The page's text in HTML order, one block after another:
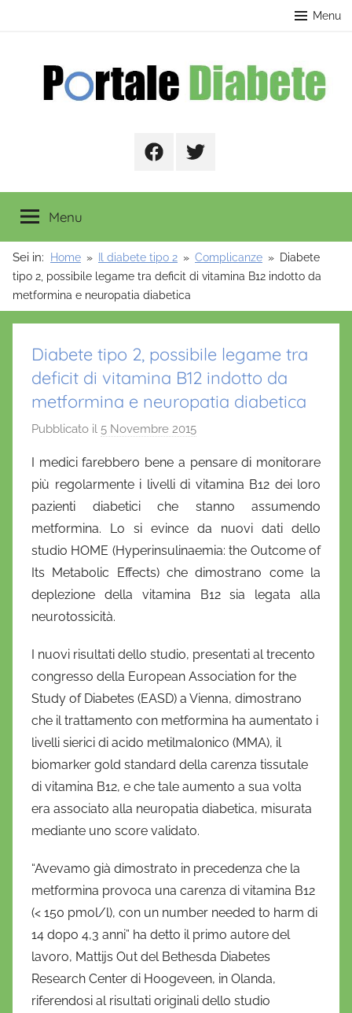
Menu
FacebookTwitter
Menu
Sei in: Home Il diabete tipo 2 Complicanze
Diabete
tipo 2, possibile legame tra deficit di vitamina B12 indotto da
metformina e neuropatia diabetica
Diabete tipo 2, possibile legame tra
deficit di vitamina B12 indotto da
metformina e neuropatia diabetica
Pubblicato il 5 Novembre 2015
D
a
n
i
e
l
a
O
n
o
f
i
I medici farebbero bene a pensare di monitorare
più regolarmente i livelli di vitamina B12 dei loro
pazienti diabetici che stanno assumendo
metformina. Lo si evince da nuovi dati dello
studio HOME (Hyperinsulinaemia: the Outcome of
Its Metabolic Effects) che dimostrano come la
deplezione della vitamina B12 sia legata alla
neurotossicità.
I nuovi risultati dello studio, presentati al trecento
congresso della European Association for the
Study of Diabetes (EASD) a Vienna, dimostrano
che il trattamento con metformina ha aumentato i
livelli sierici di acido metilmalonico (MMA), il
biomarker gold standard della carenza tissutale
di vitamina B12, e che tale aumento a sua volta
era associato alla neuropatia diabetica, misurata
mediante uno score validato.
“Avevamo già dimostrato in precedenza che la
metformina provoca una carenza di vitamina B12
(< 150 pmol/l), con un number needed to harm di
14 dopo 4,3 anni” ha detto il primo autore del
lavoro, Mattijs Out del Bethesda Diabetes
Research Center di Hoogeveen, in Olanda,
riferendosi al risultati originali dello studio